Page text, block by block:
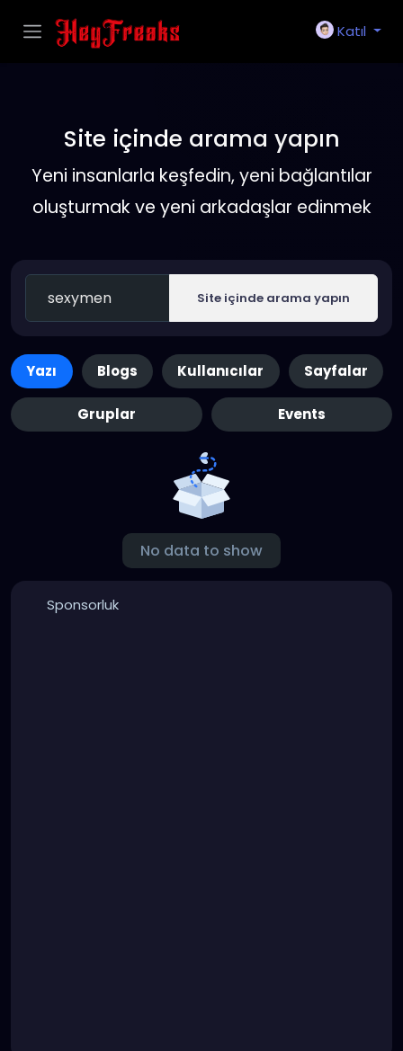
Katıl
Site içinde arama yapın
Yeni insanlarla keşfedin, yeni bağlantılar
oluşturmak ve yeni arkadaşlar edinmek
Site içinde arama yapın
Yazı Blogs Kullanıcılar Sayfalar
Gruplar Events
No data to show
Sponsorluk